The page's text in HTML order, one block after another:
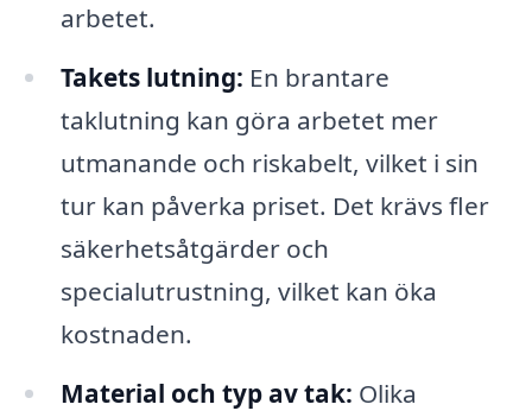
arbetet.
Takets lutning: En brantare
taklutning kan göra arbetet mer
utmanande och riskabelt, vilket i sin
tur kan påverka priset. Det krävs fler
säkerhetsåtgärder och
specialutrustning, vilket kan öka
kostnaden.
Material och typ av tak: Olika